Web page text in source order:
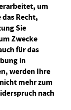
um
Recht,
Sie
Zwecke
für das
in
werden Ihre
mehr zum
nach